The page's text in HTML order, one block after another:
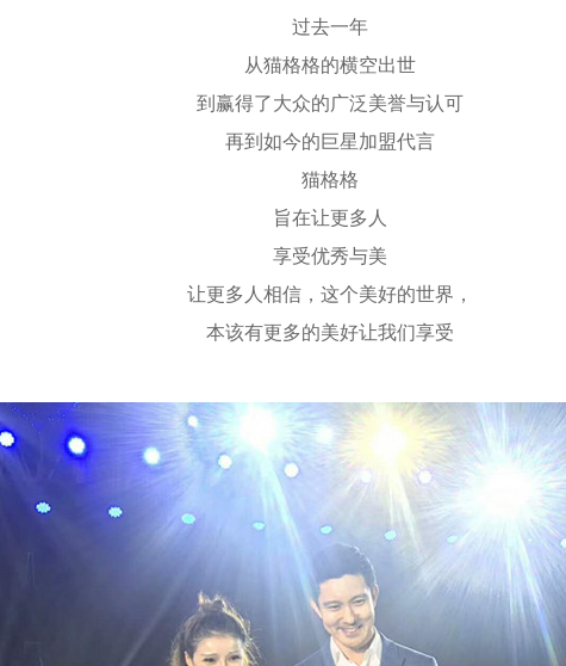
过去一年
从猫格格的横空出世
到赢得了大众的广泛美誉与认可
再到如今的巨星加盟代言
猫格格
旨在让更多人
享受优秀与美
让更多人相信，这个美好的世界，
本该有更多的美好让我们享受